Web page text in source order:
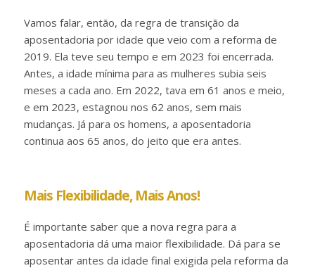
Vamos falar, então, da regra de transição da
aposentadoria por idade que veio com a reforma de
2019. Ela teve seu tempo e em 2023 foi encerrada.
Antes, a idade mínima para as mulheres subia seis
meses a cada ano. Em 2022, tava em 61 anos e meio,
e em 2023, estagnou nos 62 anos, sem mais
mudanças. Já para os homens, a aposentadoria
continua aos 65 anos, do jeito que era antes.
Mais Flexibilidade, Mais Anos!
É importante saber que a nova regra para a
aposentadoria dá uma maior flexibilidade. Dá para se
aposentar antes da idade final exigida pela reforma da